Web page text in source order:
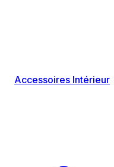
Accessoires Intérieur